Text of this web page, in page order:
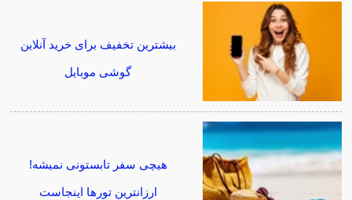
بیشترین تخفیف برای خرید آنلاین
گوشی موبایل
هیچی سفر تابستونی نمیشه!
ارزانترین تورها اینجاست